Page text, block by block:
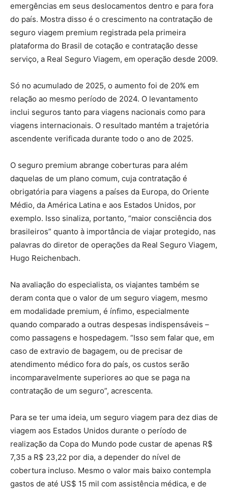
emergências em seus deslocamentos dentro e para fora
do país. Mostra disso é o crescimento na contratação de
seguro viagem premium registrada pela primeira
plataforma do Brasil de cotação e contratação desse
serviço, a Real Seguro Viagem, em operação desde 2009.
Só no acumulado de 2025, o aumento foi de 20% em
relação ao mesmo período de 2024. O levantamento
inclui seguros tanto para viagens nacionais como para
viagens internacionais. O resultado mantém a trajetória
ascendente verificada durante todo o ano de 2025.
O seguro premium abrange coberturas para além
daquelas de um plano comum, cuja contratação é
obrigatória para viagens a países da Europa, do Oriente
Médio, da América Latina e aos Estados Unidos, por
exemplo. Isso sinaliza, portanto, “maior consciência dos
brasileiros” quanto à importância de viajar protegido, nas
palavras do diretor de operações da Real Seguro Viagem,
Hugo Reichenbach.
Na avaliação do especialista, os viajantes também se
deram conta que o valor de um seguro viagem, mesmo
em modalidade premium, é ínfimo, especialmente
quando comparado a outras despesas indispensáveis –
como passagens e hospedagem. “Isso sem falar que, em
caso de extravio de bagagem, ou de precisar de
atendimento médico fora do país, os custos serão
incomparavelmente superiores ao que se paga na
contratação de um seguro”, acrescenta.
Para se ter uma ideia, um seguro viagem para dez dias de
viagem aos Estados Unidos durante o período de
realização da Copa do Mundo pode custar de apenas R$
7,35 a R$ 23,22 por dia, a depender do nível de
cobertura incluso. Mesmo o valor mais baixo contempla
gastos de até US$ 15 mil com assistência médica, e de